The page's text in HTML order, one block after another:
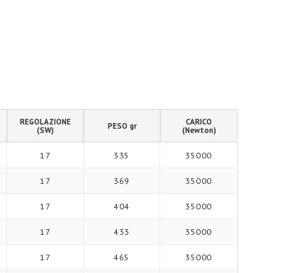
REGOLAZIONE
(SW)
PESO gr
CARICO
(Newton)
17 335 35000
17 369 35000
17 404 35000
17 433 35000
17 465 35000